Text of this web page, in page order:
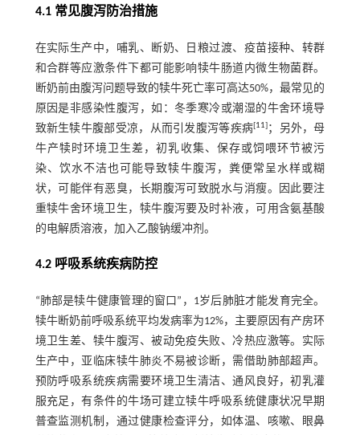
4.1 常见腹泻防治措施
在实际生产中，哺乳、断奶、日粮过渡、疫苗接种、转群
和合群等应激条件下都可能影响犊牛肠道内微生物菌群。
断奶前由腹泻问题导致的犊牛死亡率可高达50%，最常见的
原因是非感染性腹泻，如：冬季寒冷或潮湿的牛舍环境导
致新生犊牛腹部受凉，从而引发腹泻等疾病[11] ；另外，母
牛产犊时环境卫生差，初乳收集、保存或饲喂环节被污
染、饮水不洁也可能导致犊牛腹泻，粪便常呈水样或糊
状，可能伴有恶臭，长期腹泻可致脱水与消瘦。因此要注
重犊牛舍环境卫生，犊牛腹泻要及时补液，可用含氨基酸
的电解质溶液，加入乙酸钠缓冲剂。
4.2 呼吸系统疾病防控
“肺部是犊牛健康管理的窗口”，1岁后肺脏才能发育完全。
犊牛断奶前呼吸系统平均发病率为12%，主要原因有产房环
境卫生差、犊牛腹泻、被动免疫失败、冷热应激等。实际
生产中，亚临床犊牛肺炎不易被诊断，需借助肺部超声。
预防呼吸系统疾病需要环境卫生清洁、通风良好，初乳灌
服充足，有条件的牛场可建立犊牛呼吸系统健康状况早期
普查监测机制，通过健康检查评分，如体温、咳嗽、眼鼻